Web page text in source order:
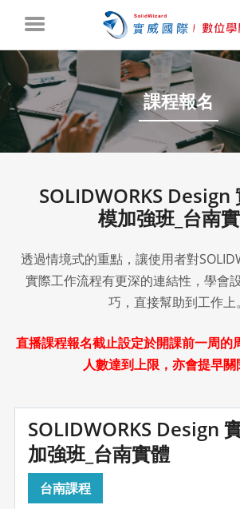
課程報名
SOLIDWORKS Design
模加強班_台南
透過情境式的重點，讓使用者對
實際工作流程有更深的連結性，學會
巧，直接幫助到工作上。
直播課程報名截止設定於開課前一周的
人數達到上限，亦會提早關
SOLIDWORKS Design
加強班_台南實體
台南課程